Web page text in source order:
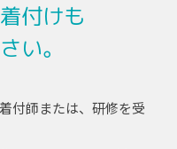
付けも
い。
付師または、研修を受